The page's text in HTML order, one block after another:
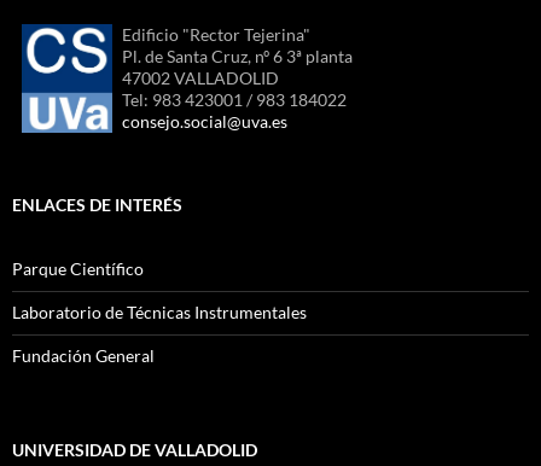
Edificio "Rector Tejerina"
Pl. de Santa Cruz, nº 6 3ª planta
47002 VALLADOLID
Tel: 983 423001 / 983 184022
consejo.social@uva.es
ENLACES DE INTERÉS
Parque Científico
Laboratorio de Técnicas Instrumentales
Fundación General
UNIVERSIDAD DE VALLADOLID